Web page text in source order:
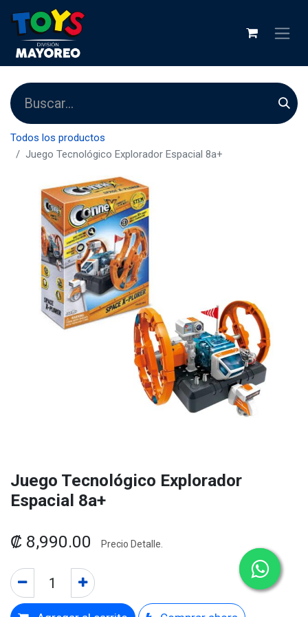
Todos los productos
Juego Tecnológico Explorador Espacial 8a+
Juego Tecnológico Explorador
Espacial 8a+
₡ 8,990.00 Precio Detalle.